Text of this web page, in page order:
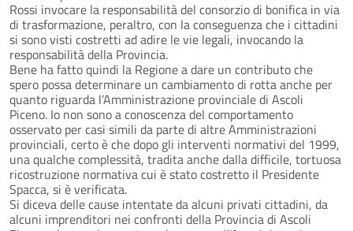
Rossi invocare la responsabilità del consorzio di bonifica in via
di trasformazione, peraltro, con la conseguenza che i cittadini
si sono visti costretti ad adire le vie legali, invocando la
responsabilità della Provincia.
Bene ha fatto quindi la Regione a dare un contributo che
spero possa determinare un cambiamento di rotta anche per
quanto riguarda l’Amministrazione provinciale di Ascoli
Piceno. Io non sono a conoscenza del comportamento
osservato per casi simili da parte di altre Amministrazioni
provinciali, certo è che dopo gli interventi normativi del 1999,
una qualche complessità, tradita anche dalla difficile, tortuosa
ricostruzione normativa cui è stato costretto il Presidente
Spacca, si è verificata.
Si diceva delle cause intentate da alcuni privati cittadini, da
alcuni imprenditori nei confronti della Provincia di Ascoli